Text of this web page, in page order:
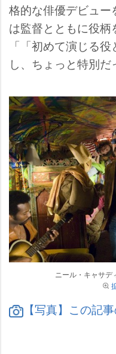
格的な俳優デビュー
は監督とともに役柄
「「初めて演じる
し、ちょっと特別だ
ニール・キャサ
【写真】この記